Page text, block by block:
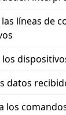
líneas de
los
datos
los